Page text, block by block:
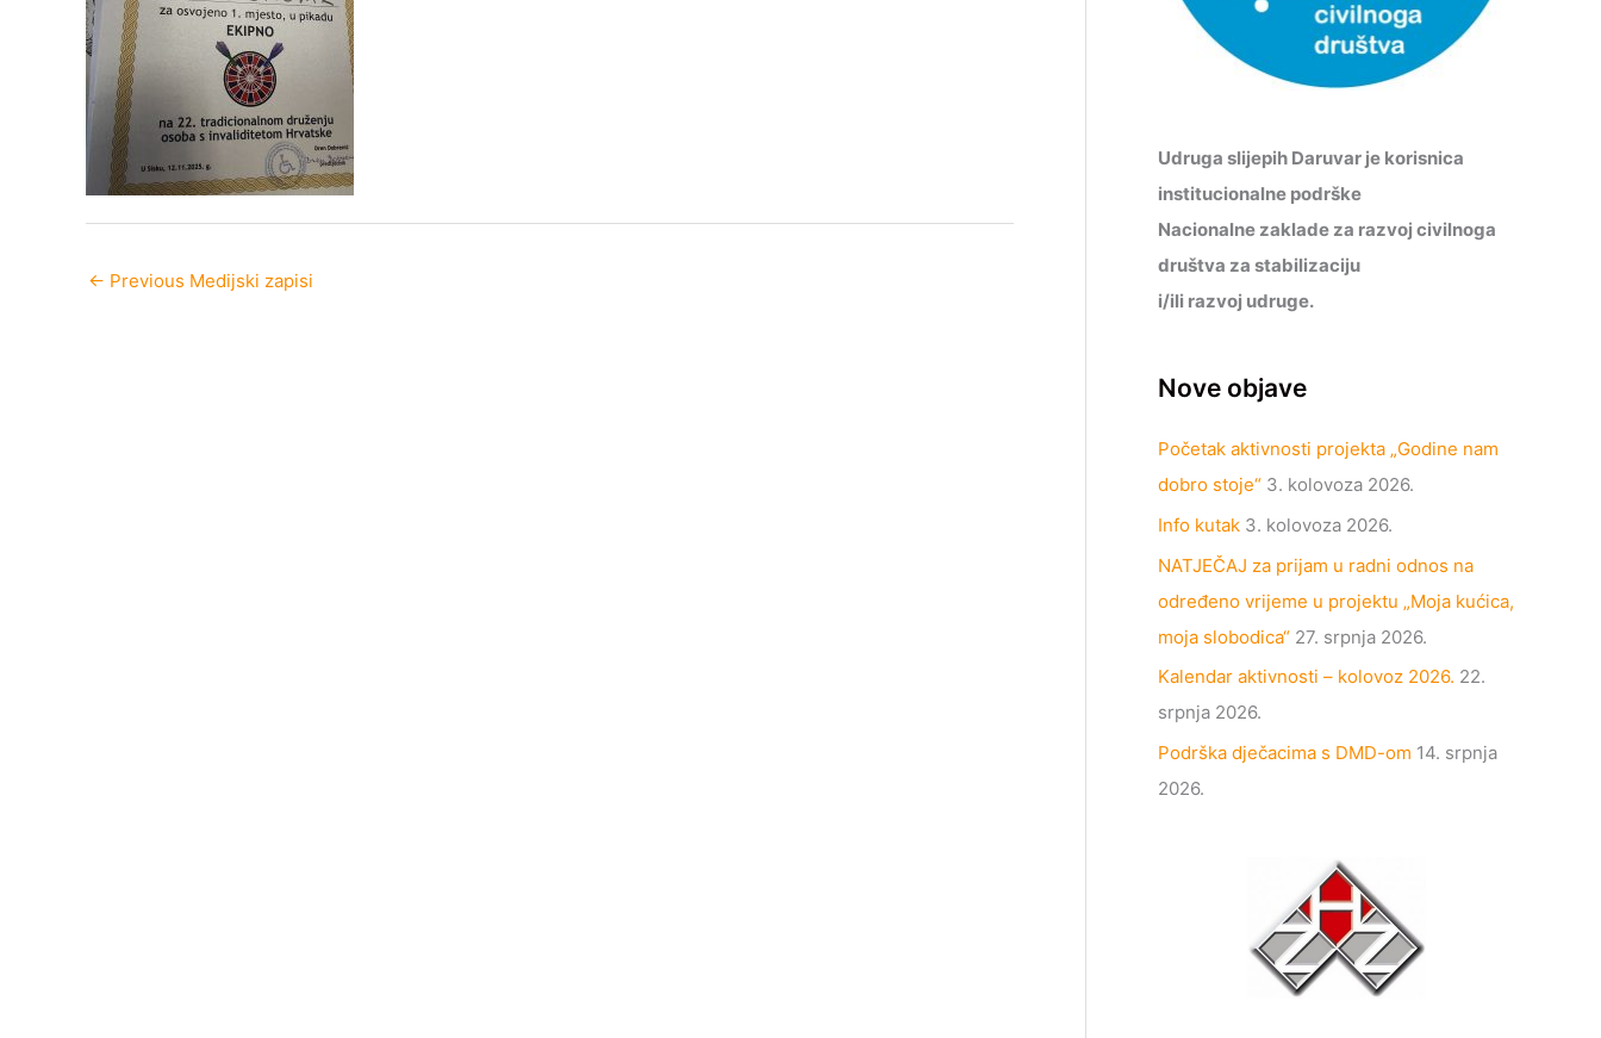
← Previous Medijski zapisi
Udruga slijepih Daruvar je korisnica
institucionalne podrške
Nacionalne zaklade za razvoj civilnoga
društva za stabilizaciju
i/ili razvoj udruge.
Nove objave
Početak aktivnosti projekta „Godine nam
dobro stoje“ 3. kolovoza 2026.
Info kutak 3. kolovoza 2026.
NATJEČAJ za prijam u radni odnos na
određeno vrijeme u projektu „Moja kućica,
moja slobodica“ 27. srpnja 2026.
Kalendar aktivnosti – kolovoz 2026. 22.
srpnja 2026.
Podrška dječacima s DMD-om 14. srpnja
2026.